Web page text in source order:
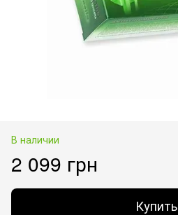
В наличии
2 099 грн
Купить